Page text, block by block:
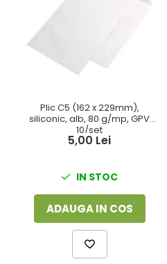
Plic C5 (162 x 229mm),
siliconic, alb, 80 g/mp, GPV
10/set
5,00 Lei
IN STOC
ADAUGA IN COS